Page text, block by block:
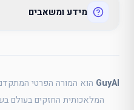
מידע ומשאבים
GuyAI הוא המורה הפרטי